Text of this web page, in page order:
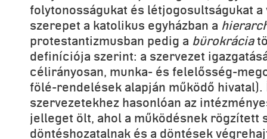
folytonosságukat és létjogosultságukat a
szerepet a katolikus egyházban a
protestantizmusban pedig a bürokrácia
definíciója szerint: a szervezet
célirányosan, munka- és felelősség-
fölé-rendelések alapján működő hivatal).
szervezetekhez hasonlóan az
jelleget ölt, ahol a működésnek rögzített
döntéshozatalnak és a döntések